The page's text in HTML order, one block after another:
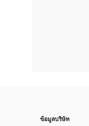
ข้อมูลบริษัท